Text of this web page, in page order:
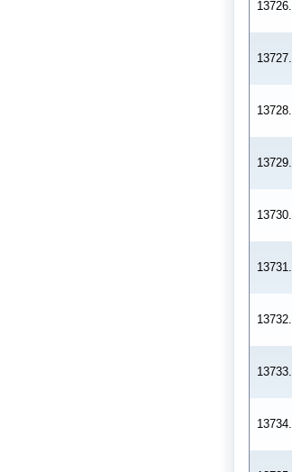
13726.
13727.
13728.
13729.
13730.
13731.
13732.
13733.
13734.